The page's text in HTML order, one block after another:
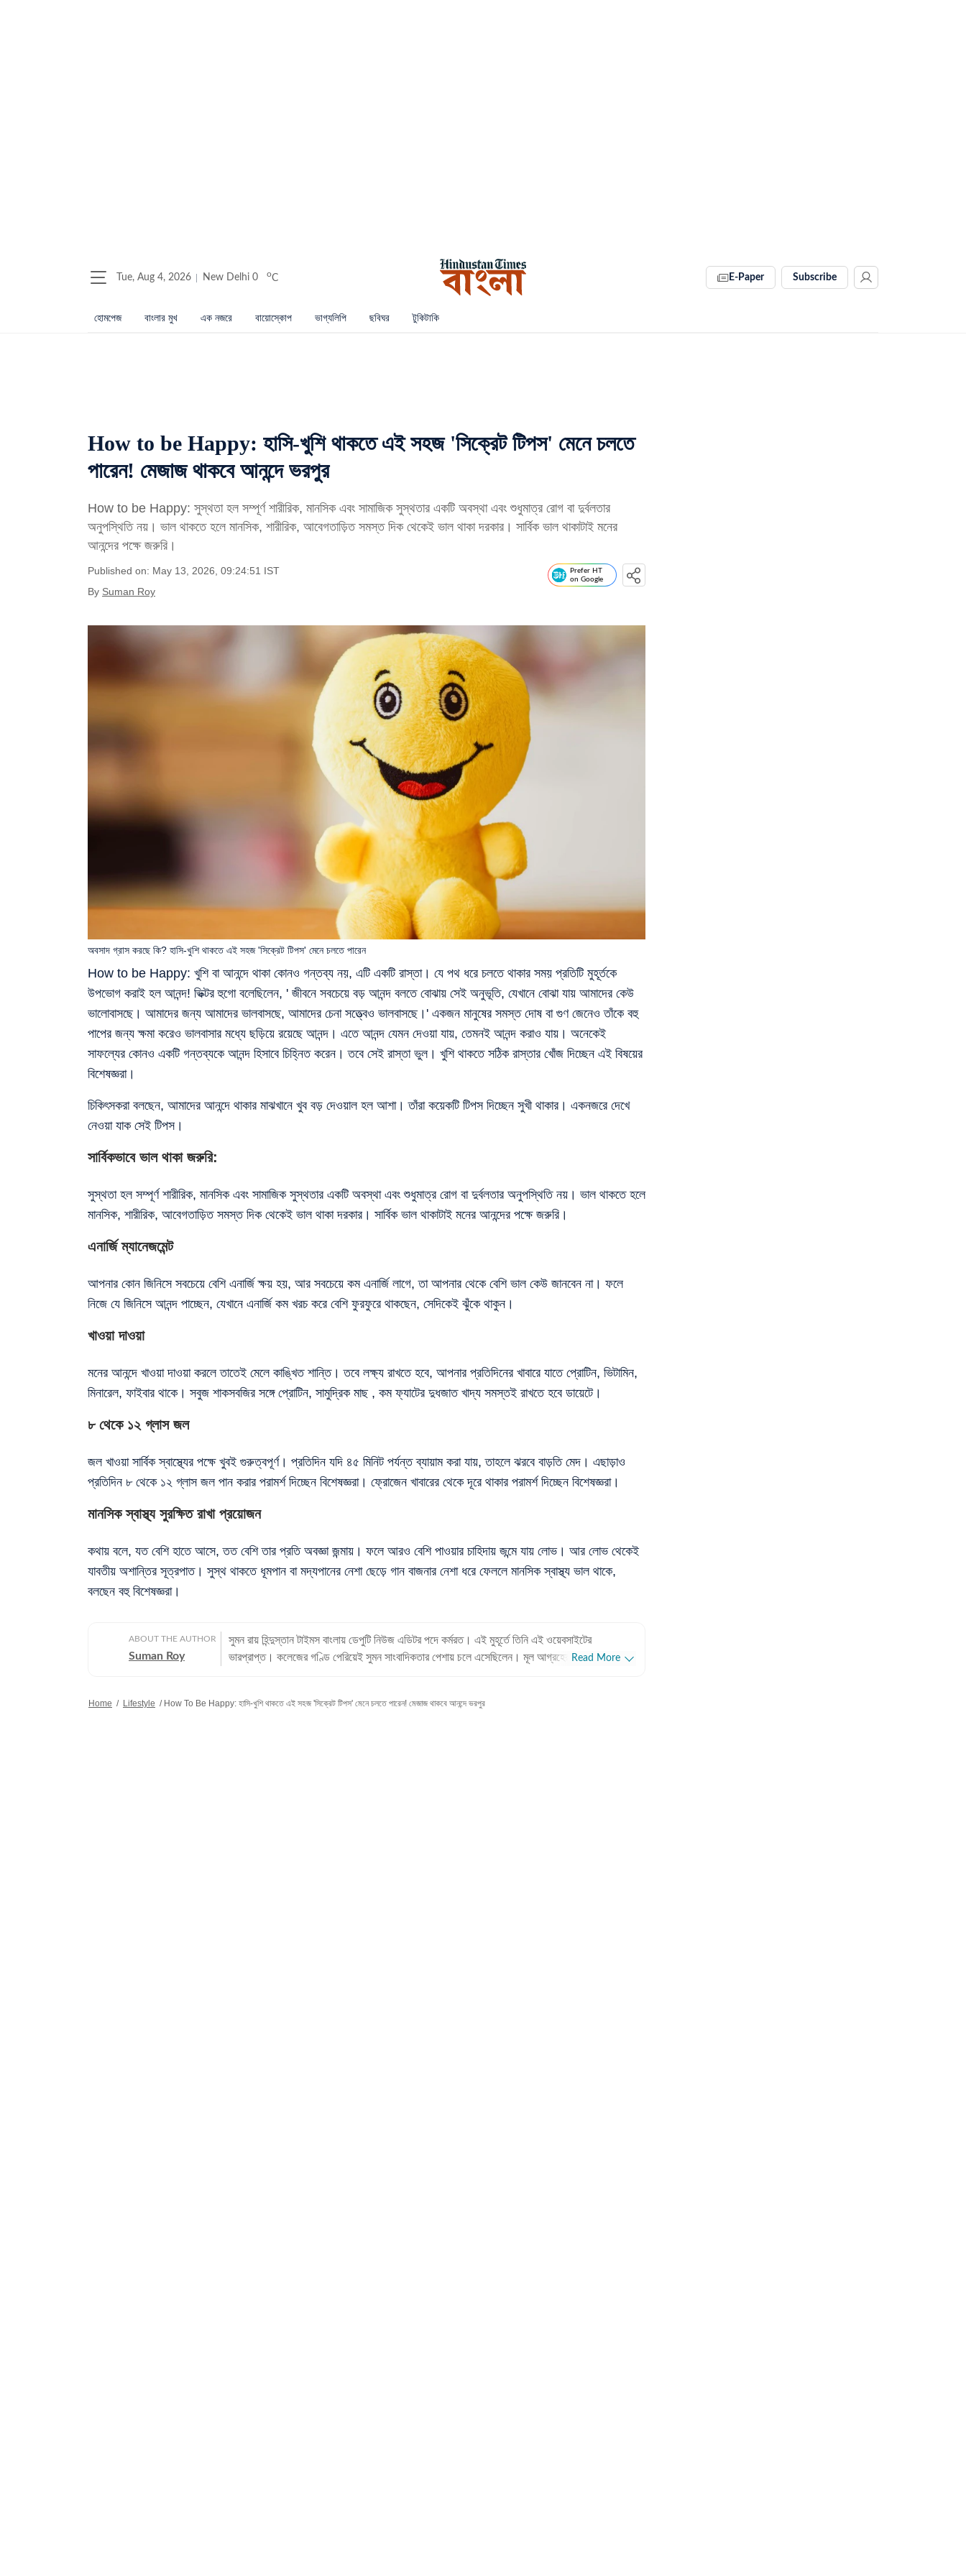
Tue, Aug 4, 2026 New Delhi 0 oC E-Paper Subscribe
হোমপেজ বাংলার মুখ এক নজরে বায়োস্কোপ ভাগ্যলিপি ছবিঘর টুকিটাকি
How to be Happy: হাসি-খুশি থাকতে এই সহজ 'সিক্রেট টিপস' মেনে চলতে
পারেন! মেজাজ থাকবে আনন্দে ভরপুর
How to be Happy: সুস্থতা হল সম্পূর্ণ শারীরিক, মানসিক এবং সামাজিক সুস্থতার একটি অবস্থা এবং শুধুমাত্র রোগ বা দুর্বলতার
অনুপস্থিতি নয়। ভাল থাকতে হলে মানসিক, শারীরিক, আবেগতাড়িত সমস্ত দিক থেকেই ভাল থাকা দরকার। সার্বিক ভাল থাকাটাই মনের
আনন্দের পক্ষে জরুরি।
Published on: May 13, 2026, 09:24:51 IST
By Suman Roy
Prefer HT
on Google
How to be Happy: খুশি বা আনন্দে থাকা কোনও গন্তব্য নয়, এটি একটি রাস্তা। যে পথ ধরে চলতে থাকার সময় প্রতিটি মুহূর্তকে
উপভোগ করাই হল আনন্দ! ভিক্টর হুগো বলেছিলেন, ' জীবনে সবচেয়ে বড় আনন্দ বলতে বোঝায় সেই অনুভূতি, যেখানে বোঝা যায় আমাদের কেউ
ভালোবাসছে। আমাদের জন্য আমাদের ভালবাসছে, আমাদের চেনা সত্ত্বেও ভালবাসছে।' একজন মানুষের সমস্ত দোষ বা গুণ জেনেও তাঁকে বহু
পাপের জন্য ক্ষমা করেও ভালবাসার মধ্যে ছড়িয়ে রয়েছে আনন্দ। এতে আনন্দ যেমন দেওয়া যায়, তেমনই আনন্দ করাও যায়। অনেকেই
সাফল্যের কোনও একটি গন্তব্যকে আনন্দ হিসাবে চিহ্নিত করেন। তবে সেই রাস্তা ভুল। খুশি থাকতে সঠিক রাস্তার খোঁজ দিচ্ছেন এই বিষয়ের
বিশেষজ্ঞরা।
অবসাদ গ্রাস করছে কি? হাসি-খুশি থাকতে এই সহজ 'সিক্রেট টিপস' মেনে চলতে পারেন
চিকিৎসকরা বলছেন, আমাদের আনন্দে থাকার মাঝখানে খুব বড় দেওয়াল হল আশা। তাঁরা কয়েকটি টিপস দিচ্ছেন সুখী থাকার। একনজরে দেখে
নেওয়া যাক সেই টিপস।
সার্বিকভাবে ভাল থাকা জরুরি:
সুস্থতা হল সম্পূর্ণ শারীরিক, মানসিক এবং সামাজিক সুস্থতার একটি অবস্থা এবং শুধুমাত্র রোগ বা দুর্বলতার অনুপস্থিতি নয়। ভাল থাকতে হলে
মানসিক, শারীরিক, আবেগতাড়িত সমস্ত দিক থেকেই ভাল থাকা দরকার। সার্বিক ভাল থাকাটাই মনের আনন্দের পক্ষে জরুরি।
এনার্জি ম্যানেজমেন্ট
আপনার কোন জিনিসে সবচেয়ে বেশি এনার্জি ক্ষয় হয়, আর সবচেয়ে কম এনার্জি লাগে, তা আপনার থেকে বেশি ভাল কেউ জানবেন না। ফলে
নিজে যে জিনিসে আনন্দ পাচ্ছেন, যেখানে এনার্জি কম খরচ করে বেশি ফুরফুরে থাকছেন, সেদিকেই ঝুঁকে থাকুন।
খাওয়া দাওয়া
মনের আনন্দে খাওয়া দাওয়া করলে তাতেই মেলে কাঙ্খিত শান্তি। তবে লক্ষ্য রাখতে হবে, আপনার প্রতিদিনের খাবারে যাতে প্রোটিন, ভিটামিন,
মিনারেল, ফাইবার থাকে। সবুজ শাকসবজির সঙ্গে প্রোটিন, সামুদ্রিক মাছ , কম ফ্যাটের দুধজাত খাদ্য সমস্তই রাখতে হবে ডায়েটে।
৮ থেকে ১২ গ্লাস জল
জল খাওয়া সার্বিক স্বাস্থ্যের পক্ষে খুবই গুরুত্বপূর্ণ। প্রতিদিন যদি ৪৫ মিনিট পর্যন্ত ব্যায়াম করা যায়, তাহলে ঝরবে বাড়তি মেদ। এছাড়াও
প্রতিদিন ৮ থেকে ১২ গ্লাস জল পান করার পরামর্শ দিচ্ছেন বিশেষজ্ঞরা। ফ্রোজেন খাবারের থেকে দূরে থাকার পরামর্শ দিচ্ছেন বিশেষজ্ঞরা।
মানসিক স্বাস্থ্য সুরক্ষিত রাখা প্রয়োজন
কথায় বলে, যত বেশি হাতে আসে, তত বেশি তার প্রতি অবজ্ঞা জন্মায়। ফলে আরও বেশি পাওয়ার চাহিদায় জন্মে যায় লোভ। আর লোভ থেকেই
যাবতীয় অশান্তির সূত্রপাত। সুস্থ থাকতে ধূমপান বা মদ্যপানের নেশা ছেড়ে গান বাজনার নেশা ধরে ফেললে মানসিক স্বাস্থ্য ভাল থাকে,
বলছেন বহু বিশেষজ্ঞরা।
ABOUT THE AUTHOR
Suman Roy
সুমন রায় হিন্দুস্তান টাইমস বাংলায় ডেপুটি নিউজ এডিটর পদে কর্মরত। এই মুহূর্তে তিনি এই ওয়েবসাইটের
ভারপ্রাপ্ত। কলেজের গণ্ডি পেরিয়েই সুমন সাংবাদিকতার পেশায় চলে এসেছিলেন। মূল আগ্রহের জায়গা ছিল
অভিজ্ঞতা: ১৮ বছরের সামান্য বেশি সময় ধরে সুমন এই পেশায় কর্মরত। প্রথম বছর খানেক কাটে খবরের কাগজে।
Read More
Home / Lifestyle / How To Be Happy: হাসি-খুশি থাকতে এই সহজ 'সিক্রেট টিপস' মেনে চলতে পারেন! মেজাজ থাকবে আনন্দে ভরপুর